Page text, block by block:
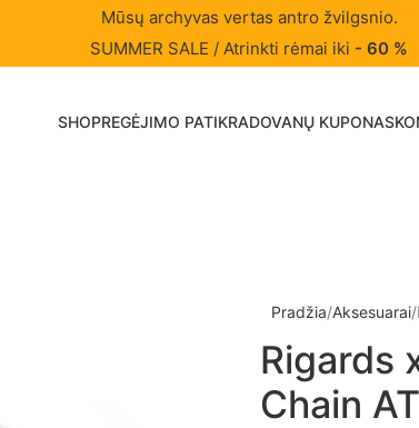
Mūsų archyvas vertas antro žvilgsnio.
SUMMER SALE / Atrinkti rėmai iki - 60 %
SHOPREGĖJIMO PATIKRADOVANŲ KUPONAS
Pradžia Aksesuarai
Rigards
Chain